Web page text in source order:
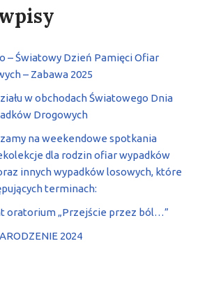
– Światowy Dzień Pamięci Ofiar
– Zabawa 2025
w obchodach Światowego Dnia
Drogowych
na weekendowe spotkania
dla rodzin ofiar wypadków
innych wypadków losowych, które
terminach:
oratorium „Przejście przez ból…”
2024